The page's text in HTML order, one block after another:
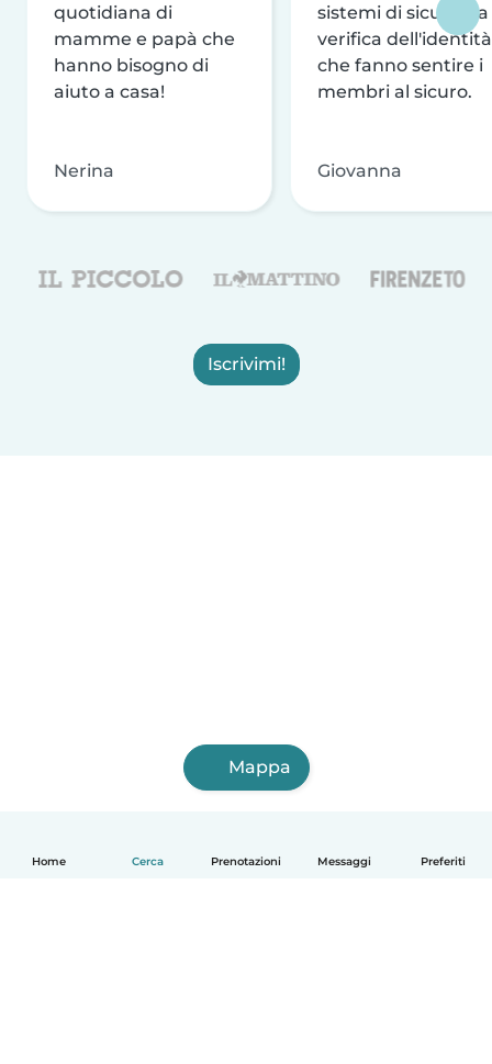
Home Cerca Prenotazioni Messaggi Preferiti
quotidiana di
mamme e papà che
hanno bisogno di
aiuto a casa!
Nerina
sistemi di sicurezza
verifica dell'identità
che fanno sentire i
membri al sicuro.
Giovanna
Iscrivimi!
Mappa